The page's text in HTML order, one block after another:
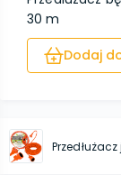
30 m
Dodaj